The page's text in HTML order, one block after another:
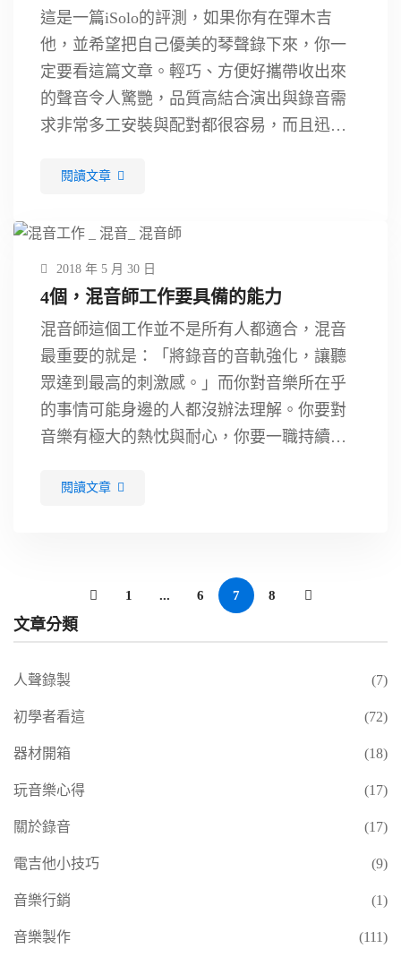
這是一篇iSolo的評測，如果你有在彈木吉
他，並希望把自己優美的琴聲錄下來，你一
定要看這篇文章。輕巧、方便好攜帶收出來
的聲音令人驚艷，品質高結合演出與錄音需
求非常多工安裝與配對都很容易，而且迅速
來看看這個完整的評測吧！ …
閱讀文章
2018 年 5 月 30 日
4個，混音師工作要具備的能力
混音師這個工作並不是所有人都適合，混音
最重要的就是：「將錄音的音軌強化，讓聽
眾達到最高的刺激感。」而你對音樂所在乎
的事情可能身邊的人都沒辦法理解。你要對
音樂有極大的熱忱與耐心，你要一職持續的
這篇文章我與你分享的四個特質才能勝任 混
閱讀文章
1 ... 6 7 8
文章分類
人聲錄製 (7)
初學者看這 (72)
器材開箱 (18)
玩音樂心得 (17)
關於錄音 (17)
電吉他小技巧 (9)
音樂行銷 (1)
音樂製作 (111)